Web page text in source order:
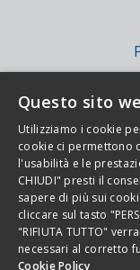
Copyright 2026 -
Questo sito
Utilizziamo i cookie
cookie ci permettono
l'usabilità e le
CHIUDI" presti il
sapere di più sui
cliccare sul tasto
"RIFIUTA TUTTO"
necessari al corretto
Cookie Policy